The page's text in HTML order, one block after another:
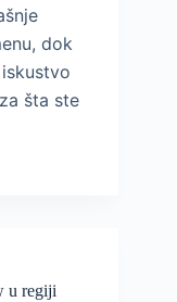
dok
šta ste
u regiji